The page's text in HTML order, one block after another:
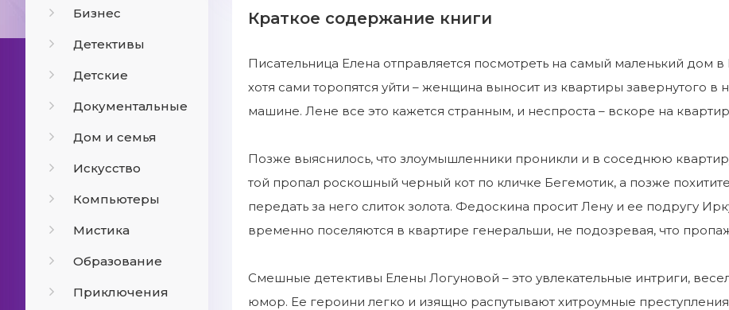
Бизнес
Детективы
Детские
Документальные
Дом и семья
Искусство
Компьютеры
Мистика
Образование
Приключения
Краткое содержание книги
Писательница Елена отправляется посмотреть на самый маленький дом
хотя сами торопятся уйти – женщина выносит из квартиры завернутого
машине. Лене все это кажется странным, и неспроста – вскоре на
Позже выяснилось, что злоумышленники проникли и в соседнюю
той пропал роскошный черный кот по кличке Бегемотик, а позже
передать за него слиток золота. Федоскина просит Лену и ее подругу
временно поселяются в квартире генеральши, не подозревая, что
Смешные детективы Елены Логуновой – это увлекательные интриги,
юмор. Ее героини легко и изящно распутывают хитроумные